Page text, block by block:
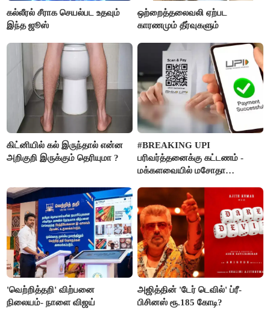
கல்லீரல் சீராக செயல்பட உதவும்
இந்த ஜூஸ்
ஒற்றைத்தலைவலி ஏற்பட
காரணமும் தீர்வுகளும்
கிட்னியில் கல் இருந்தால் என்ன
அறிகுறி இருக்கும் தெரியுமா ?
#BREAKING UPI
பரிவர்த்தனைக்கு கட்டணம் -
மக்களவையில் மசோதா
'வெற்றித்தறி' விற்பனை
நிலையம்- நாளை விஜய்
அஜித்தின் 'டேர் டெவில்' ப்ரீ-
பிசினஸ் ரூ.185 கோடி?